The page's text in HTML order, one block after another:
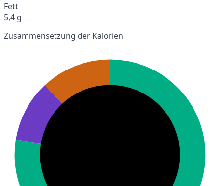
Fett
5,4 g
Zusammensetzung der Kalorien